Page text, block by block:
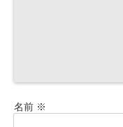
名前 ※